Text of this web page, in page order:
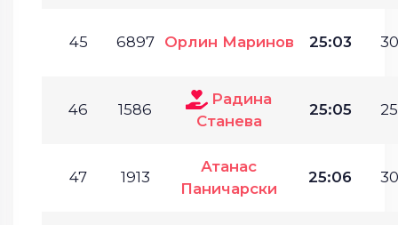
45 6897 Орлин Маринов 25:03
46 1586
Радина
Станева
25:05
47 1913
Атанас
Паничарски
25:06